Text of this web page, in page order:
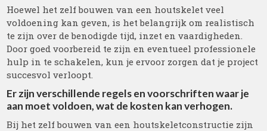
Hoewel het zelf bouwen van een houtskelet veel
voldoening kan geven, is het belangrijk om realistisch
te zijn over de benodigde tijd, inzet en vaardigheden.
Door goed voorbereid te zijn en eventueel professionele
hulp in te schakelen, kun je ervoor zorgen dat je project
succesvol verloopt.
Er zijn verschillende regels en voorschriften waar je
aan moet voldoen, wat de kosten kan verhogen.
Bij het zelf bouwen van een houtskeletconstructie zijn